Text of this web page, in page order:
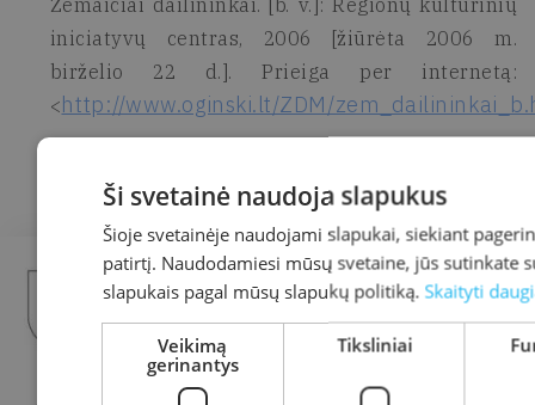
Žemaičiai dailininkai. [b. v.]: Regionų kultūrinių
iniciatyvų centras, 2006 [žiūrėta 2006 m.
birželio 22 d.]. Prieiga per internetą:
<http://www.oginski.lt/ZDM/
Ši svetainė naudoja slapukus
Šioje svetainėje naudojami slapukai, siekiant
patirtį. Naudodamiesi mūsų svetaine, jūs sutinkate
slapukais pagal mūsų slapukų politiką. Skaityti
Veikimą
gerinantys
Tiksliniai